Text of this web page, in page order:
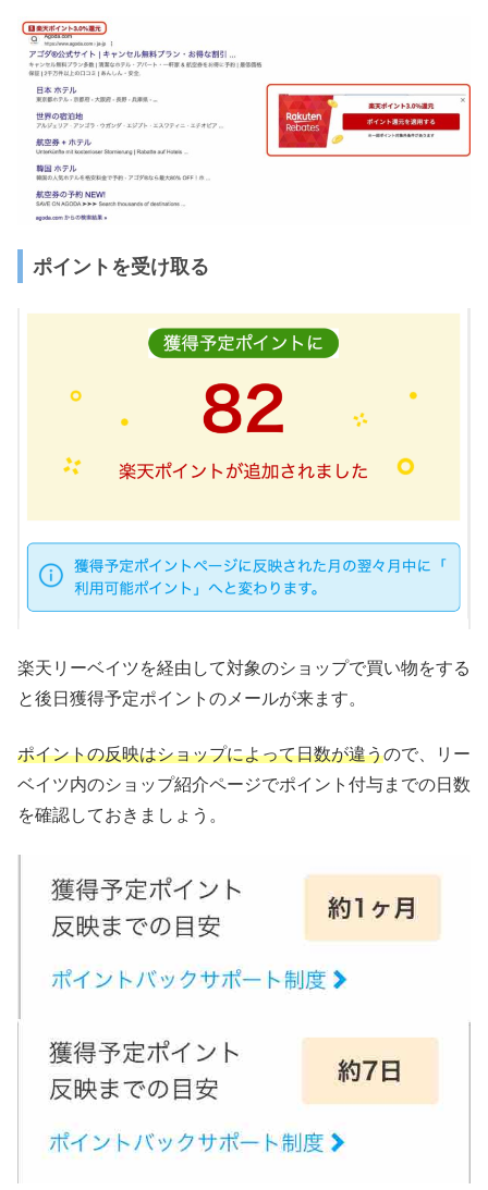
ポイントを受け取る
楽天リーベイツを経由して対象のショップで買い物をする
と後日獲得予定ポイントのメールが来ます。
ポイントの反映はショップによって日数が違うので、リー
ベイツ内のショップ紹介ページでポイント付与までの日数
を確認しておきましょう。